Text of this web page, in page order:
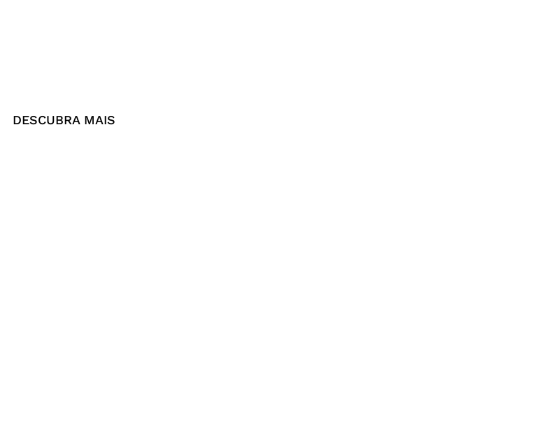
DESCUBRA MAIS